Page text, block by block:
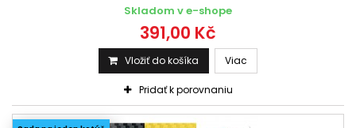
Skladom v e-shope
391,00 Kč
Vložiť do košíka Viac
Pridať k porovnaniu